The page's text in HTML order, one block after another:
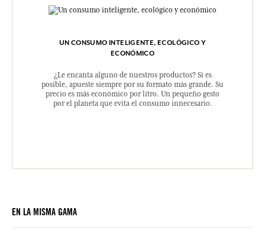
UN CONSUMO INTELIGENTE, ECOLÓGICO Y
ECONÓMICO
¿Le encanta alguno de nuestros productos? Si es
posible, apueste siempre por su formato más grande. Su
precio es más económico por litro. Un pequeño gesto
por el planeta que evita el consumo innecesario.
EN LA MISMA GAMA